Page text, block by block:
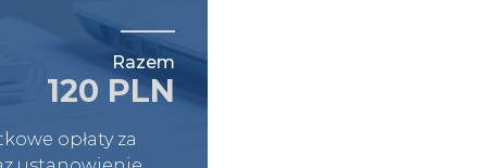
Razem
120 PLN
opłaty za